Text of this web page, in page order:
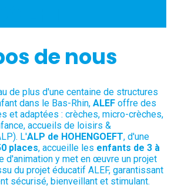
de nous
de plus d'une centaine de structures
dans le Bas-Rhin, ALEF offre des
et adaptées : crèches, micro-crèches,
accueils de loisirs &
L'ALP de HOHENGOEFT, d'une
places, accueille les enfants de 3 à
d'animation y met en œuvre un projet
du projet éducatif ALEF, garantissant
sécurisé, bienveillant et stimulant.